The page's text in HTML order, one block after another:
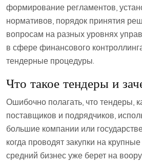
формирование регламентов,
нормативов, порядок принятия
вопросам на разных уровнях
в сфере финансового
тендерные процедуры.
Что такое тендеры и
Ошибочно полагать, что тендеры,
поставщиков и подрядчиков,
большие компании или
когда проводят закупки на
средний бизнес уже берет на